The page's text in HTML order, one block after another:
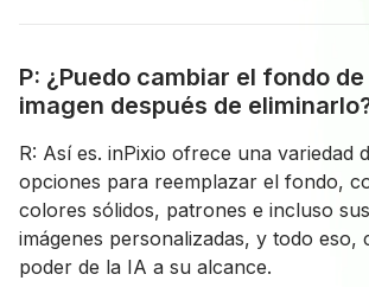
P: ¿Puedo cambiar el fondo de
imagen después de
R: Así es. inPixio ofrece una variedad
opciones para reemplazar el fondo,
colores sólidos, patrones e incluso
imágenes personalizadas, y todo eso,
poder de la IA a su alcance.